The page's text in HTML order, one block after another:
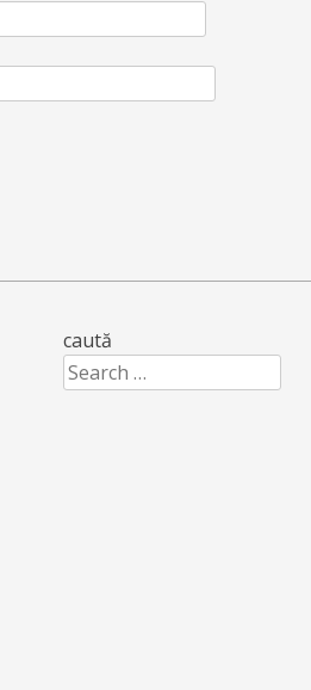
caută
Search